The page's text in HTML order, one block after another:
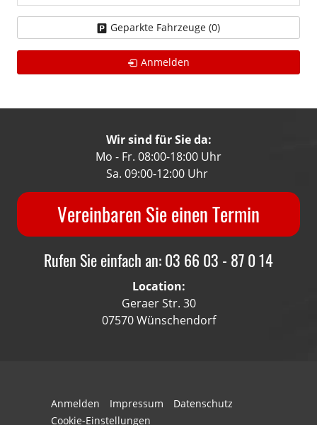
Geparkte Fahrzeuge (0)
Anmelden
Wir sind für Sie da:
Mo - Fr. 08:00-18:00 Uhr
Sa. 09:00-12:00 Uhr
Vereinbaren Sie einen Termin
Rufen Sie einfach an: 03 66 03 - 87 0 14
Location:
Geraer Str. 30
07570 Wünschendorf
Anmelden Impressum
Datenschutz
Cookie-Einstellungen